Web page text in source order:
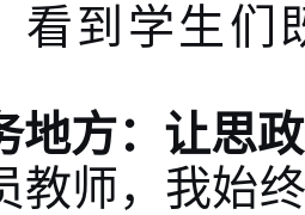
看到学生们
地方：让思
教师，我始